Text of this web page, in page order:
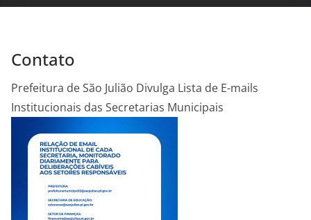
Contato
Prefeitura de São Julião Divulga Lista de E-mails
Institucionais das Secretarias Municipais